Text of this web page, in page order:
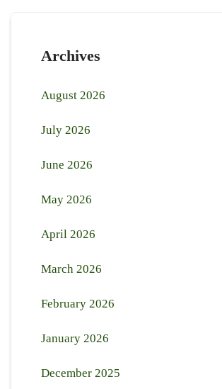
Archives
August 2026
July 2026
June 2026
May 2026
April 2026
March 2026
February 2026
January 2026
December 2025